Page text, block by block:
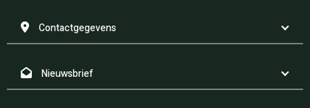
Contactgegevens
Nieuwsbrief